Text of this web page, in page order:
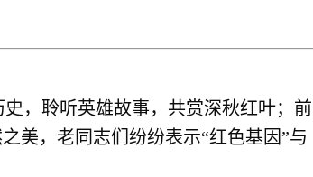
，聆听英雄故事，共赏深秋红叶；前
美，老同志们纷纷表示“红色基因”与